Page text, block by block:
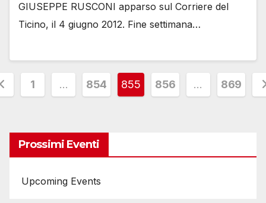
GIUSEPPE RUSCONI apparso sul Corriere del
Ticino, il 4 giugno 2012. Fine settimana…
1 … 854 855 856 … 869
Prossimi Eventi
Upcoming Events